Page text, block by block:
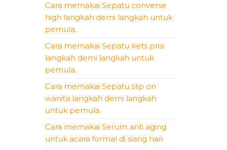
Cara memakai Sepatu converse
high langkah demi langkah untuk
pemula.
Cara memakai Sepatu kets pria
langkah demi langkah untuk
pemula.
Cara memakai Sepatu slip on
wanita langkah demi langkah
untuk pemula.
Cara memakai Serum anti aging
untuk acara formal di siang hari